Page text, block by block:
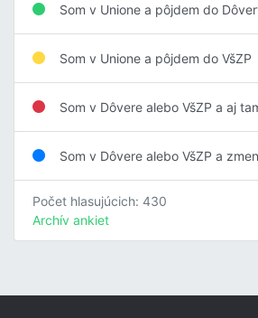
Som v Unione a pôjdem do
Som v Unione a pôjdem do VšZP
Som v Dôvere alebo VšZP a aj
Som v Dôvere alebo VšZP a
Počet hlasujúcich: 430
Archív ankiet